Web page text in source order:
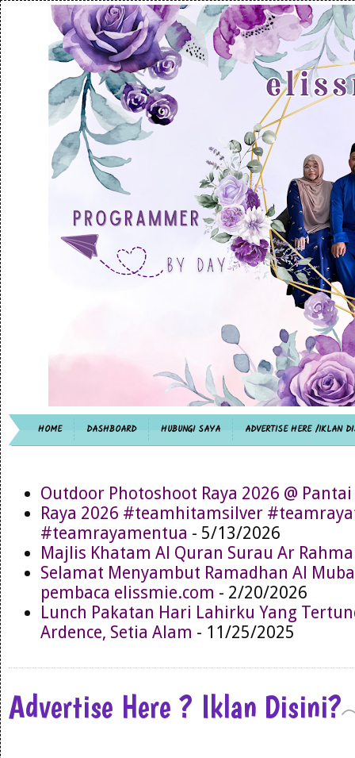
HOME DASHBOARD HUBUNGI SAYA ADVERTISE HERE /IKLAN
Outdoor Photoshoot Raya 2026 @ Pantai
Raya 2026 #teamhitamsilver
#teamrayamentua - 5/13/2026
Majlis Khatam Al Quran Surau Ar
Selamat Menyambut Ramadhan Al
pembaca elissmie.com - 2/20/2026
Lunch Pakatan Hari Lahirku Yang
Ardence, Setia Alam - 11/25/2025
Advertise Here ? Iklan Disini?